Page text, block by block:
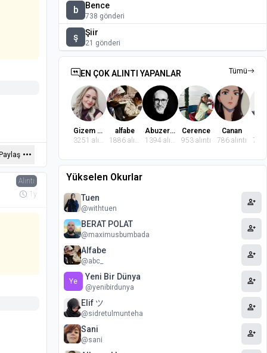
Paylaş
Alıntı
1y
b Bence
738 gönderi
ş Şiir
21 gönderi
EN ÇOK ALINTI YAPANLAR Tümü
Gizem Dindaroğlu
3251 alıntı
alfabe
1886 alıntı
Abuzer Badem
1394 alıntı
Cerence
953 alıntı
Canan
786 alıntı
769
Yükselen Okurlar
Tuen
@withtuen person_add
BERAT POLAT
@maximusbumbada person_add
Alfabe
@abc_ person_add
Ye Yeni Bir Dünya
@yenibirdunya person_add
Elif ツ
@sidretulmunteha person_add
Sani
@sani person_add